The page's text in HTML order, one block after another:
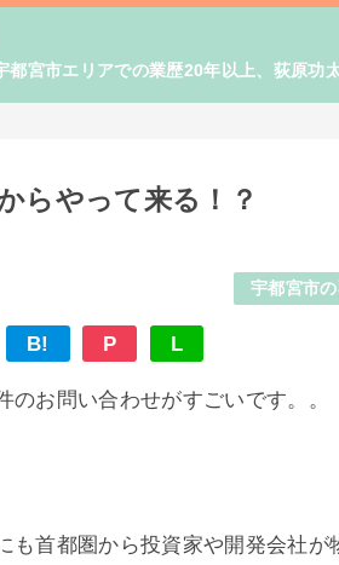
宮市エリアでの業歴20年以上、荻原功
らやって来る！？
宇都宮市
B! P L
お問い合わせがすごいです。。
首都圏から投資家や開発会社が